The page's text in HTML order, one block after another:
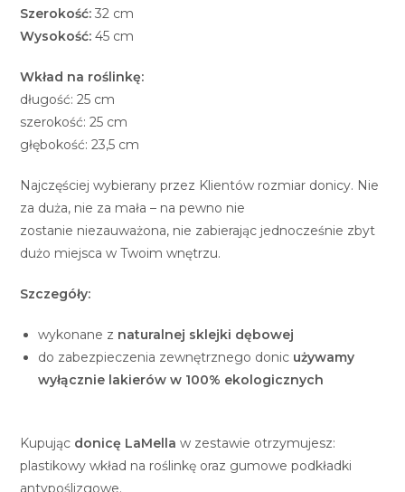
Szerokość: 32 cm
Wysokość:45 cm
Wkład na roślinkę:
długość: 25 cm
szerokość: 25 cm
głębokość: 23,5 cm
Najczęściej wybierany przez Klientów rozmiar donicy. Nie
za duża, nie za mała – na pewno nie
zostanie niezauważona, nie zabierając jednocześnie zbyt
dużo miejsca w Twoim wnętrzu.
Szczegóły:
wykonane z naturalnej sklejki dębowej
do zabezpieczenia zewnętrznego donic używamy
wyłącznie lakierów w 100% ekologicznych
Kupując donicę LaMella w zestawie otrzymujesz:
plastikowy wkład na roślinkę oraz gumowe podkładki
antypoślizgowe.